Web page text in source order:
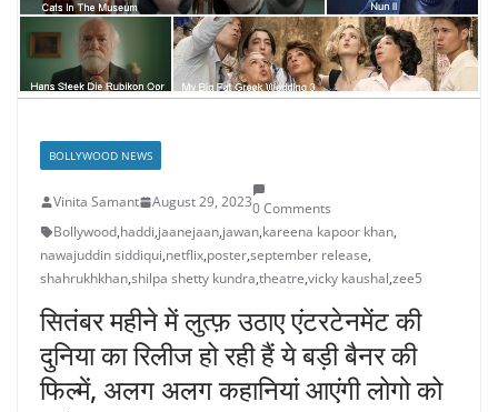
BOLLYWOOD NEWS
Vinita Samant August 29, 20230 Comments
Bollywood,haddi,jaanejaan,jawan,kareena kapoor khan,
nawajuddin siddiqui,netflix,poster,september release,
shahrukhkhan,shilpa shetty kundra,theatre,vicky kaushal,zee5
सितंबर महीने में लुत्फ़ उठाए एंटरटेनमेंट की
दुनिया का रिलीज हो रही हैं ये बड़ी बैनर की
फिल्में, अलग अलग कहानियां आएंगी लोगो को